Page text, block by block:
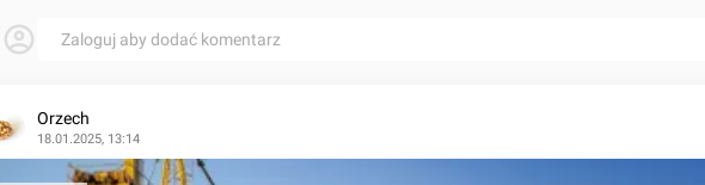
Zaloguj aby dodać komentarz
Orzech
18.01.2025, 13:14